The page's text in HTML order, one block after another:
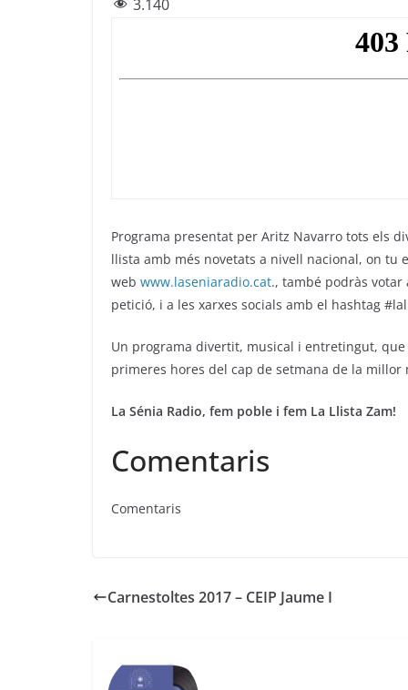
c
b a A
3.140
Programa presentat per Aritz Navarro tots els
llista amb més novetats a nivell nacional, on tu
web www.laseniaradio.cat., també podràs votar
petició, i a les xarxes socials amb el hashtag
Un programa divertit, musical i entretingut,
primeres hores del cap de setmana de la millor
La Sénia Radio, fem poble i fem La Llista Zam!
Comentaris
Comentaris
Carnestoltes 2017 – CEIP Jaume I